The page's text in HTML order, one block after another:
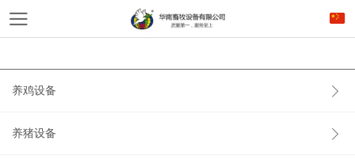
养鸡设备
养猪设备